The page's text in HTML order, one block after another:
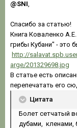
@SNI
Спасибо за статью!
Книга Коваленко
грибы Кубани" - это
http://
arge/201329698.jpg
В статье есть
перепечатать его
Цитата
Болет сетчатый
дубами, кленами,